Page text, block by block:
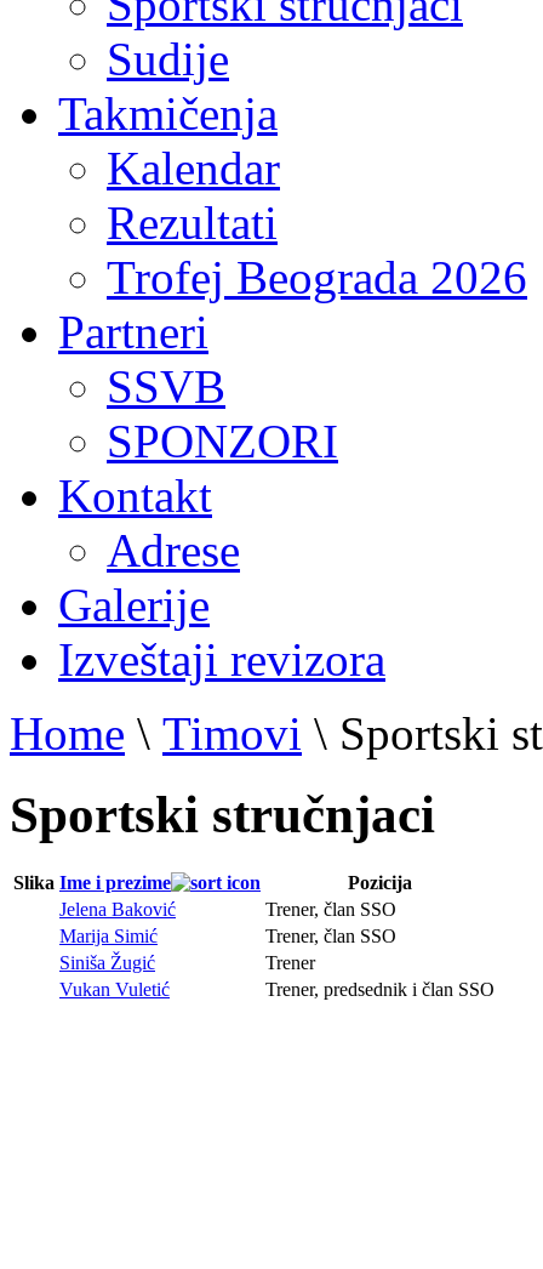
Sudije
Takmičenja
Kalendar
Rezultati
Trofej Beograda 2026
Partneri
SSVB
SPONZORI
Kontakt
Adrese
Galerije
Izveštaji revizora
Home \ Timovi \ Sportski
Sportski stručnjaci
Slika Ime i prezime
Pozicija
Jelena Baković
Trener, član SSO
Marija Simić
Trener, član SSO
Siniša Žugić
Trener
Vukan Vuletić
Trener, predsednik i član SSO